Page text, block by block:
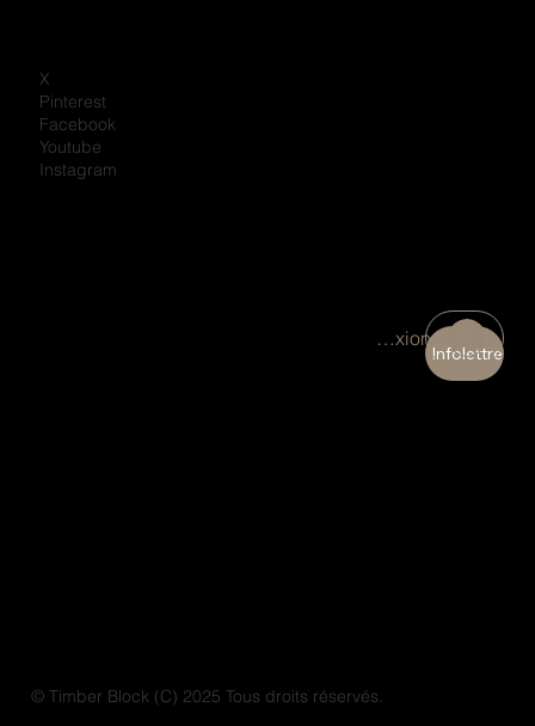
X
Pinterest
Facebook
Youtube
Instagram
© Timber Block (C) 2025 Tous droits réservés.
Infolettre
Connexion